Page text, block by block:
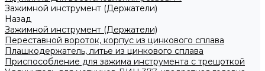
Зажимной инструмент (Держатели)
Назад
Зажимной инструмент (Держатели)
Переставной вороток, корпус из цинкового сплава
Плашкодержатель, литье из цинкового сплава
Приспособление для зажима инструмента с трещоткой